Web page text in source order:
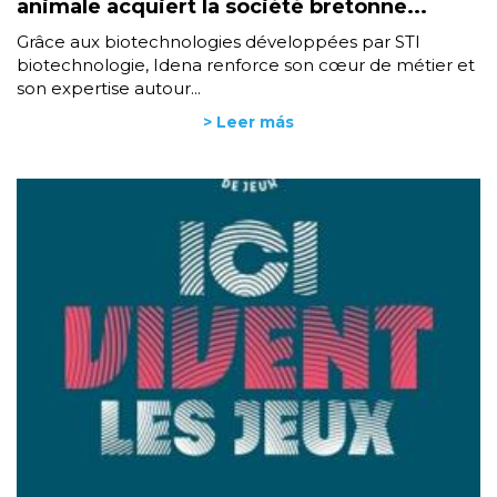
animale acquiert la société bretonne...
Grâce aux biotechnologies développées par STI
biotechnologie, Idena renforce son cœur de métier et
son expertise autour...
> Leer más